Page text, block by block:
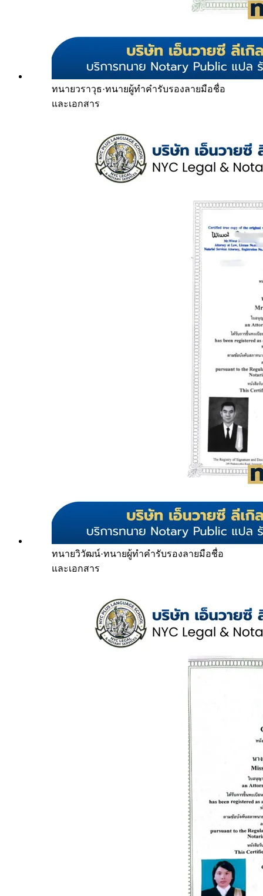
ทนายวราวุธ·ทนายผู้ทำคำรับรองลายมือชื่อ
และเอกสาร
ทนายวิวัฒน์·ทนายผู้ทำคำรับรองลายมือชื่อ
และเอกสาร